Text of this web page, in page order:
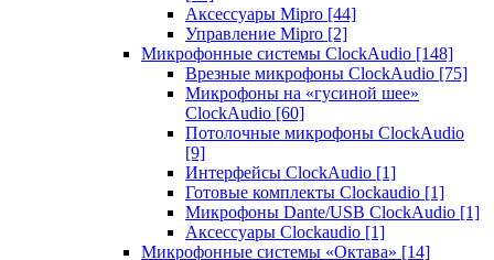
Аксессуары Mipro [44]
Управление Mipro [2]
Микрофонные системы ClockAudio [148]
Врезные микрофоны ClockAudio [75]
Микрофоны на «гусиной шее»
ClockAudio [60]
Потолочные микрофоны ClockAudio
[9]
Интерфейсы ClockAudio [1]
Готовые комплекты Clockaudio [1]
Микрофоны Dante/USB ClockAudio [1]
Аксессуары Clockaudio [1]
Микрофонные системы «Октава» [14]